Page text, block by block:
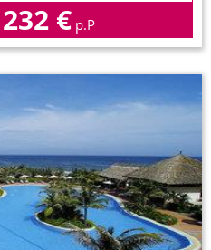
232 € p.P